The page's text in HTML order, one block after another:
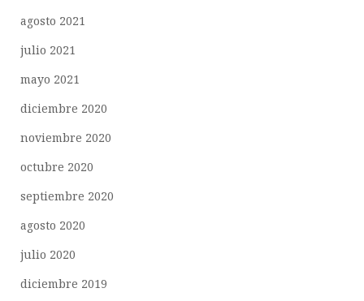
agosto 2021
julio 2021
mayo 2021
diciembre 2020
noviembre 2020
octubre 2020
septiembre 2020
agosto 2020
julio 2020
diciembre 2019